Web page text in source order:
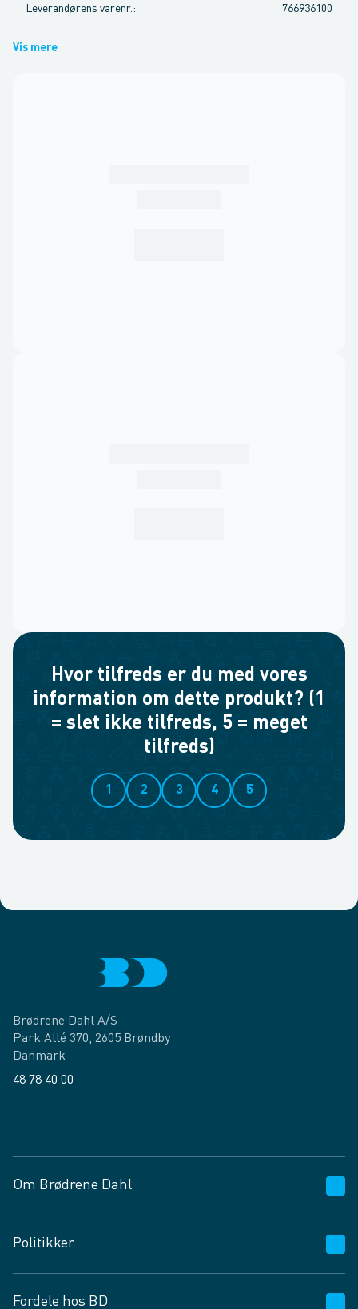
Leverandørens varenr. : 766936100
Vis mere
Hvor tilfreds er du med vores
information om dette produkt? (1
= slet ikke tilfreds, 5 = meget
tilfreds)
1 2 3 4 5
Brødrene Dahl A/S
Park Allé 370, 2605 Brøndby
Danmark
48 78 40 00
Om Brødrene Dahl
Vagttelefon 30 10 89 89
Spørgsmål og svar
Job og karriere
Politikker
Fordele hos BD